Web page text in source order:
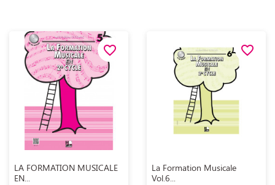
 Aperçu rapide
LA FORMATION MUSICALE
EN...
favorite_border
 Aperçu rapide
La Formation Musicale
Vol.6...
favorite_border